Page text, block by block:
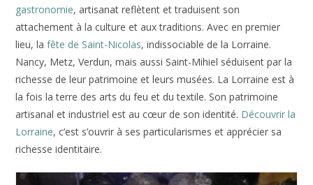
gastronomie, artisanat reflètent et traduisent son
attachement à la culture et aux traditions. Avec en premier
lieu, lafête de Saint-Nicolas, indissociable de la Lorraine.
Nancy, Metz, Verdun, mais aussi Saint-Mihiel séduisent par la
richesse de leur patrimoine et leurs musées. La Lorraine est à
la fois la terre des arts du feu et du textile. Son patrimoine
artisanal et industriel est au cœur de son identité. Découvrir la
Lorraine, c’est s’ouvrir à ses particularismes et apprécier sa
richesse identitaire.